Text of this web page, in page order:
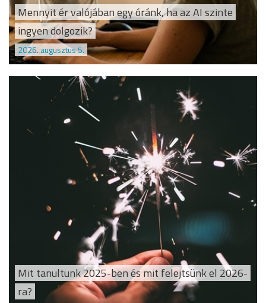
Mennyit ér valójában egy óránk, ha az AI szinte
ingyen dolgozik?
2026. augusztus 5.
Mit tanultunk 2025-ben és mit felejtsünk el 2026-
ra?